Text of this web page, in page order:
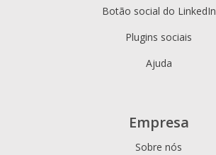
Botão social do LinkedIn
Plugins sociais
Ajuda
Empresa
Sobre nós